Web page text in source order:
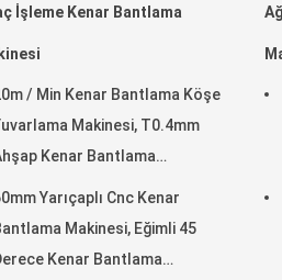
İşleme Kenar Bantlama
/ Min Kenar Bantlama Köşe
Makinesi, T0.4mm
Kenar Bantlama
Yarıçaplı Cnc Kenar
Makinesi, Eğimli 45
Kenar Bantlama